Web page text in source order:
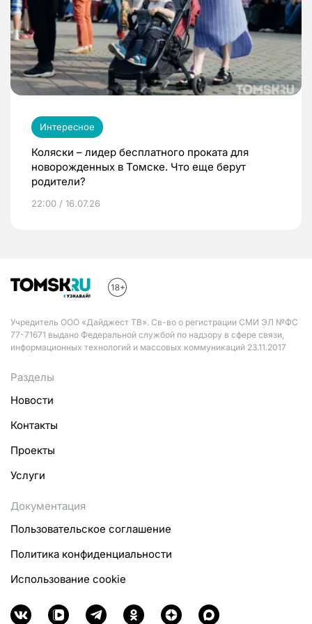
Интересное
Коляски – лидер бесплатного проката для
новорожденных в Томске. Что еще берут
родители?
22:00 / 16.07.26
Учредитель ООО «Дайджест ТВ». Св-во о регистрации СМИ ЭЛ №ФС
77-71671 выдано Федеральной службой по надзору в сфере связи,
информационных технологий и массовых коммуникаций 23.11.2017
Разделы
Новости
Контакты
Проекты
Услуги
Документация
Пользовательское соглашение
Политика конфиденциальности
Использование cookie